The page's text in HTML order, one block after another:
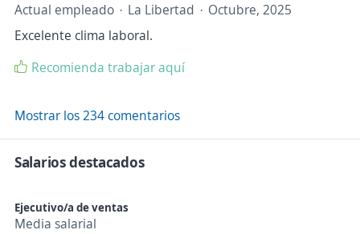
Actual empleado La Libertad
Octubre, 2025
Excelente clima laboral.
Recomienda trabajar aquí
Mostrar los 234 comentarios
Salarios destacados
Ejecutivo/a de ventas
Media salarial